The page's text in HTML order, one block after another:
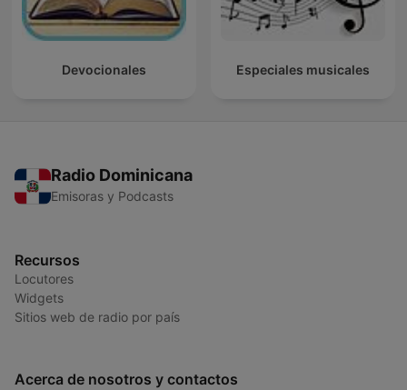
Devocionales Especiales musicales
Radio Dominicana
Emisoras y Podcasts
Recursos
Locutores
Widgets
Sitios web de radio por país
Acerca de nosotros y contactos